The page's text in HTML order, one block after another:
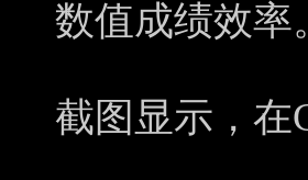
数值成绩效率
截图显示，在